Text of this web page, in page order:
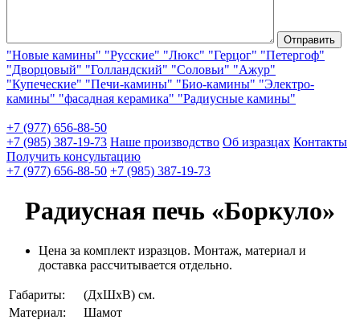
"Новые камины" "Русские" "Люкс" "Герцог" "Петергоф"
"Дворцовый" "Голландский" "Соловьи" "Ажур"
"Купеческие" "Печи-камины" "Био-камины" "Электро-
камины" "фасадная керамика" "Радиусные камины"
+7 (977) 656-88-50
+7 (985) 387-19-73 Наше производство Об изразцах Контакты
Получить консультацию
+7 (977) 656-88-50 +7 (985) 387-19-73
Радиусная печь «Боркуло»
Цена за комплект изразцов. Монтаж, материал и
доставка рассчитывается отдельно.
Габариты:
(ДхШхВ) см.
Материал:
Шамот